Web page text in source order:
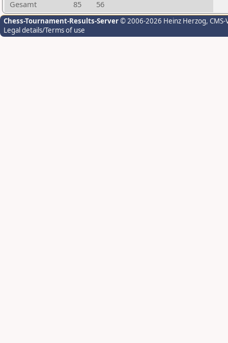
Gesamt 85 56
Chess-Tournament-Results-Server© 2006-2026 Heinz Herzog,
Legal details/Terms of use